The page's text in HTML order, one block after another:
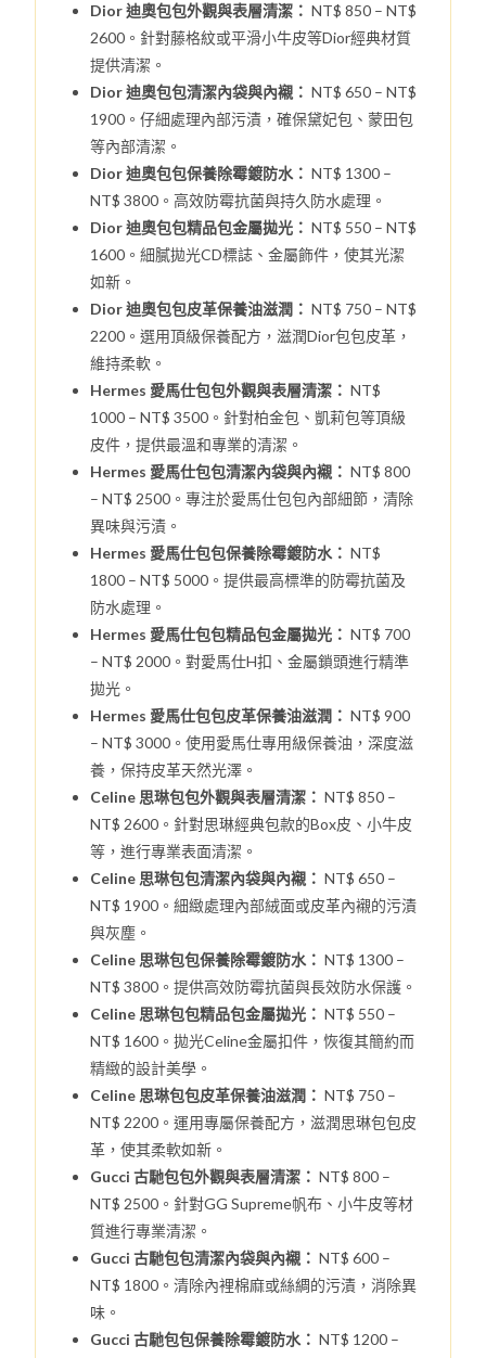
Dior 迪奧包包外觀與表層清潔： NT$ 850 – NT$
2600。針對藤格紋或平滑小牛皮等Dior經典材質
提供清潔。
Dior 迪奧包包清潔內袋與內襯： NT$ 650 – NT$
1900。仔細處理內部污漬，確保黛妃包、蒙田包
等內部清潔。
Dior 迪奧包包保養除霉鍍防水： NT$ 1300 –
NT$ 3800。高效防霉抗菌與持久防水處理。
Dior 迪奧包包精品包金屬拋光： NT$ 550 – NT$
1600。細膩拋光CD標誌、金屬飾件，使其光潔
如新。
Dior 迪奧包包皮革保養油滋潤： NT$ 750 – NT$
2200。選用頂級保養配方，滋潤Dior包包皮革，
維持柔軟。
Hermes 愛馬仕包包外觀與表層清潔： NT$
1000 – NT$ 3500。針對柏金包、凱莉包等頂級
皮件，提供最溫和專業的清潔。
Hermes 愛馬仕包包清潔內袋與內襯： NT$ 800
– NT$ 2500。專注於愛馬仕包包內部細節，清除
異味與污漬。
Hermes 愛馬仕包包保養除霉鍍防水： NT$
1800 – NT$ 5000。提供最高標準的防霉抗菌及
防水處理。
Hermes 愛馬仕包包精品包金屬拋光： NT$ 700
– NT$ 2000。對愛馬仕H扣、金屬鎖頭進行精準
拋光。
Hermes 愛馬仕包包皮革保養油滋潤： NT$ 900
– NT$ 3000。使用愛馬仕專用級保養油，深度滋
養，保持皮革天然光澤。
Celine 思琳包包外觀與表層清潔： NT$ 850 –
NT$ 2600。針對思琳經典包款的Box皮、小牛皮
等，進行專業表面清潔。
Celine 思琳包包清潔內袋與內襯： NT$ 650 –
NT$ 1900。細緻處理內部絨面或皮革內襯的污漬
與灰塵。
Celine 思琳包包保養除霉鍍防水： NT$ 1300 –
NT$ 3800。提供高效防霉抗菌與長效防水保護。
Celine 思琳包包精品包金屬拋光： NT$ 550 –
NT$ 1600。拋光Celine金屬扣件，恢復其簡約而
精緻的設計美學。
Celine 思琳包包皮革保養油滋潤： NT$ 750 –
NT$ 2200。運用專屬保養配方，滋潤思琳包包皮
革，使其柔軟如新。
Gucci 古馳包包外觀與表層清潔： NT$ 800 –
NT$ 2500。針對GG Supreme帆布、小牛皮等材
質進行專業清潔。
Gucci 古馳包包清潔內袋與內襯： NT$ 600 –
NT$ 1800。清除內裡棉麻或絲綢的污漬，消除異
味。
Gucci 古馳包包保養除霉鍍防水： NT$ 1200 –